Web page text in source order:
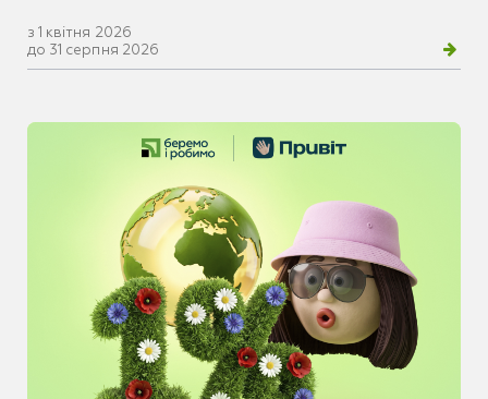
з 1 квітня 2026
до 31 серпня 2026